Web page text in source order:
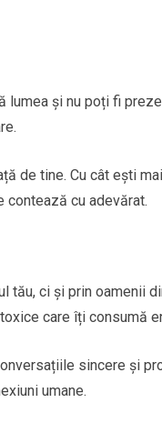
și nu poți fi
de tine. Cu cât ești
contează cu adevărat.
ci și prin oamenii
care îți consumă
sincere și
umane.